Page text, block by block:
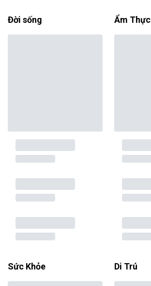
Đời sống Ẩm Thực
Sức Khỏe Di Trú